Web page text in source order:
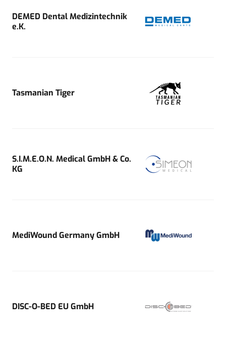
DEMED Dental Medizintechnik
e.K.
Tasmanian Tiger
S.I.M.E.O.N. Medical GmbH & Co.
KG
MediWound Germany GmbH
DISC-O-BED EU GmbH